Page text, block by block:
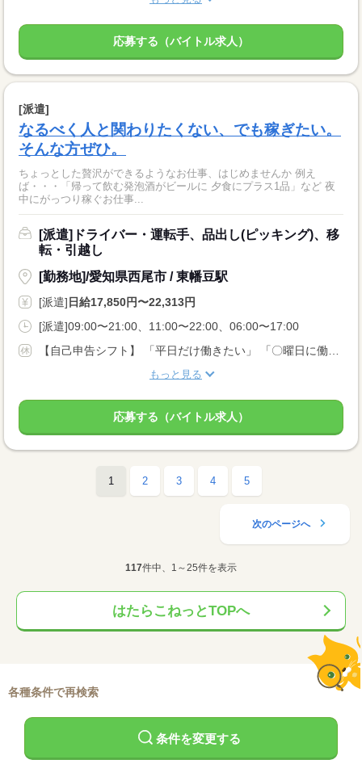
応募する（バイトル求人）
[派遣]
なるべく人と関わりたくない、でも稼ぎたい。
そんな方ぜひ。
ちょっとした贅沢ができるようなお仕事、はじめませんか 例え
ば・・・「帰って飲む発泡酒がビールに 夕食にプラス1品」など 夜
中にがっつり稼ぐお仕事...
[派遣]ドライバー・運転手、品出し(ピッキング)、移
転・引越し
[勤務地]/愛知県西尾市 / 東幡豆駅
[派遣] 日給17,850円〜22,313円
[派遣]09:00〜21:00、11:00〜22:00、06:00〜17:00
【自己申告シフト】 「平日だけ働きたい」 「〇曜日に働きたい」 など、働き方は自分で選べます。 曜日・時間についてのご希望も 面談の際に教えてくださいね。 ※こちらは中型以上のお仕事の例です
もっと見る
応募する（バイトル求人）
1 2 3 4 5
次のページへ
117件中、1～25件を表示
はたらこねっとTOPへ
各種条件で再検索
条件を変更する